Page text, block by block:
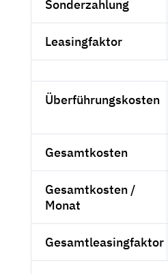
Sonderzahlung
Leasingfaktor
Überführungskosten
Gesamtkosten
Gesamtkosten /
Monat
Gesamtleasingfaktor